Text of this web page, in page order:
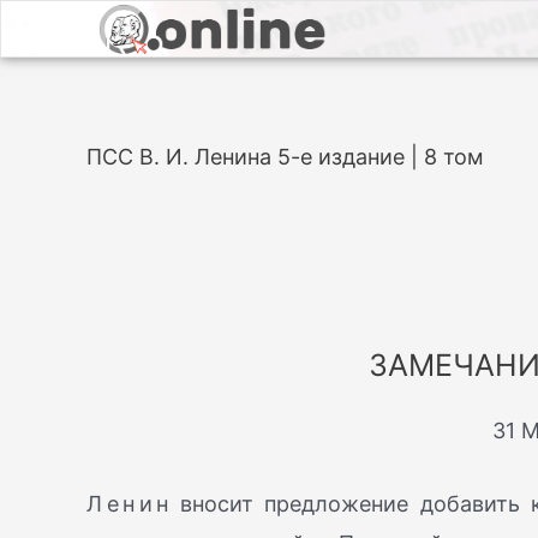
ПСС В. И. Ленина 5-е издание | 8 том
31
Ленин вносит предложение